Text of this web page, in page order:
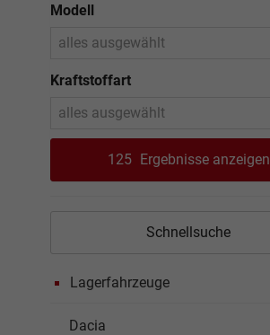
Modell
alles ausgewählt
Kraftstoffart
alles ausgewählt
125 Ergebnisse anzeigen
Schnellsuche
Lagerfahrzeuge
Dacia